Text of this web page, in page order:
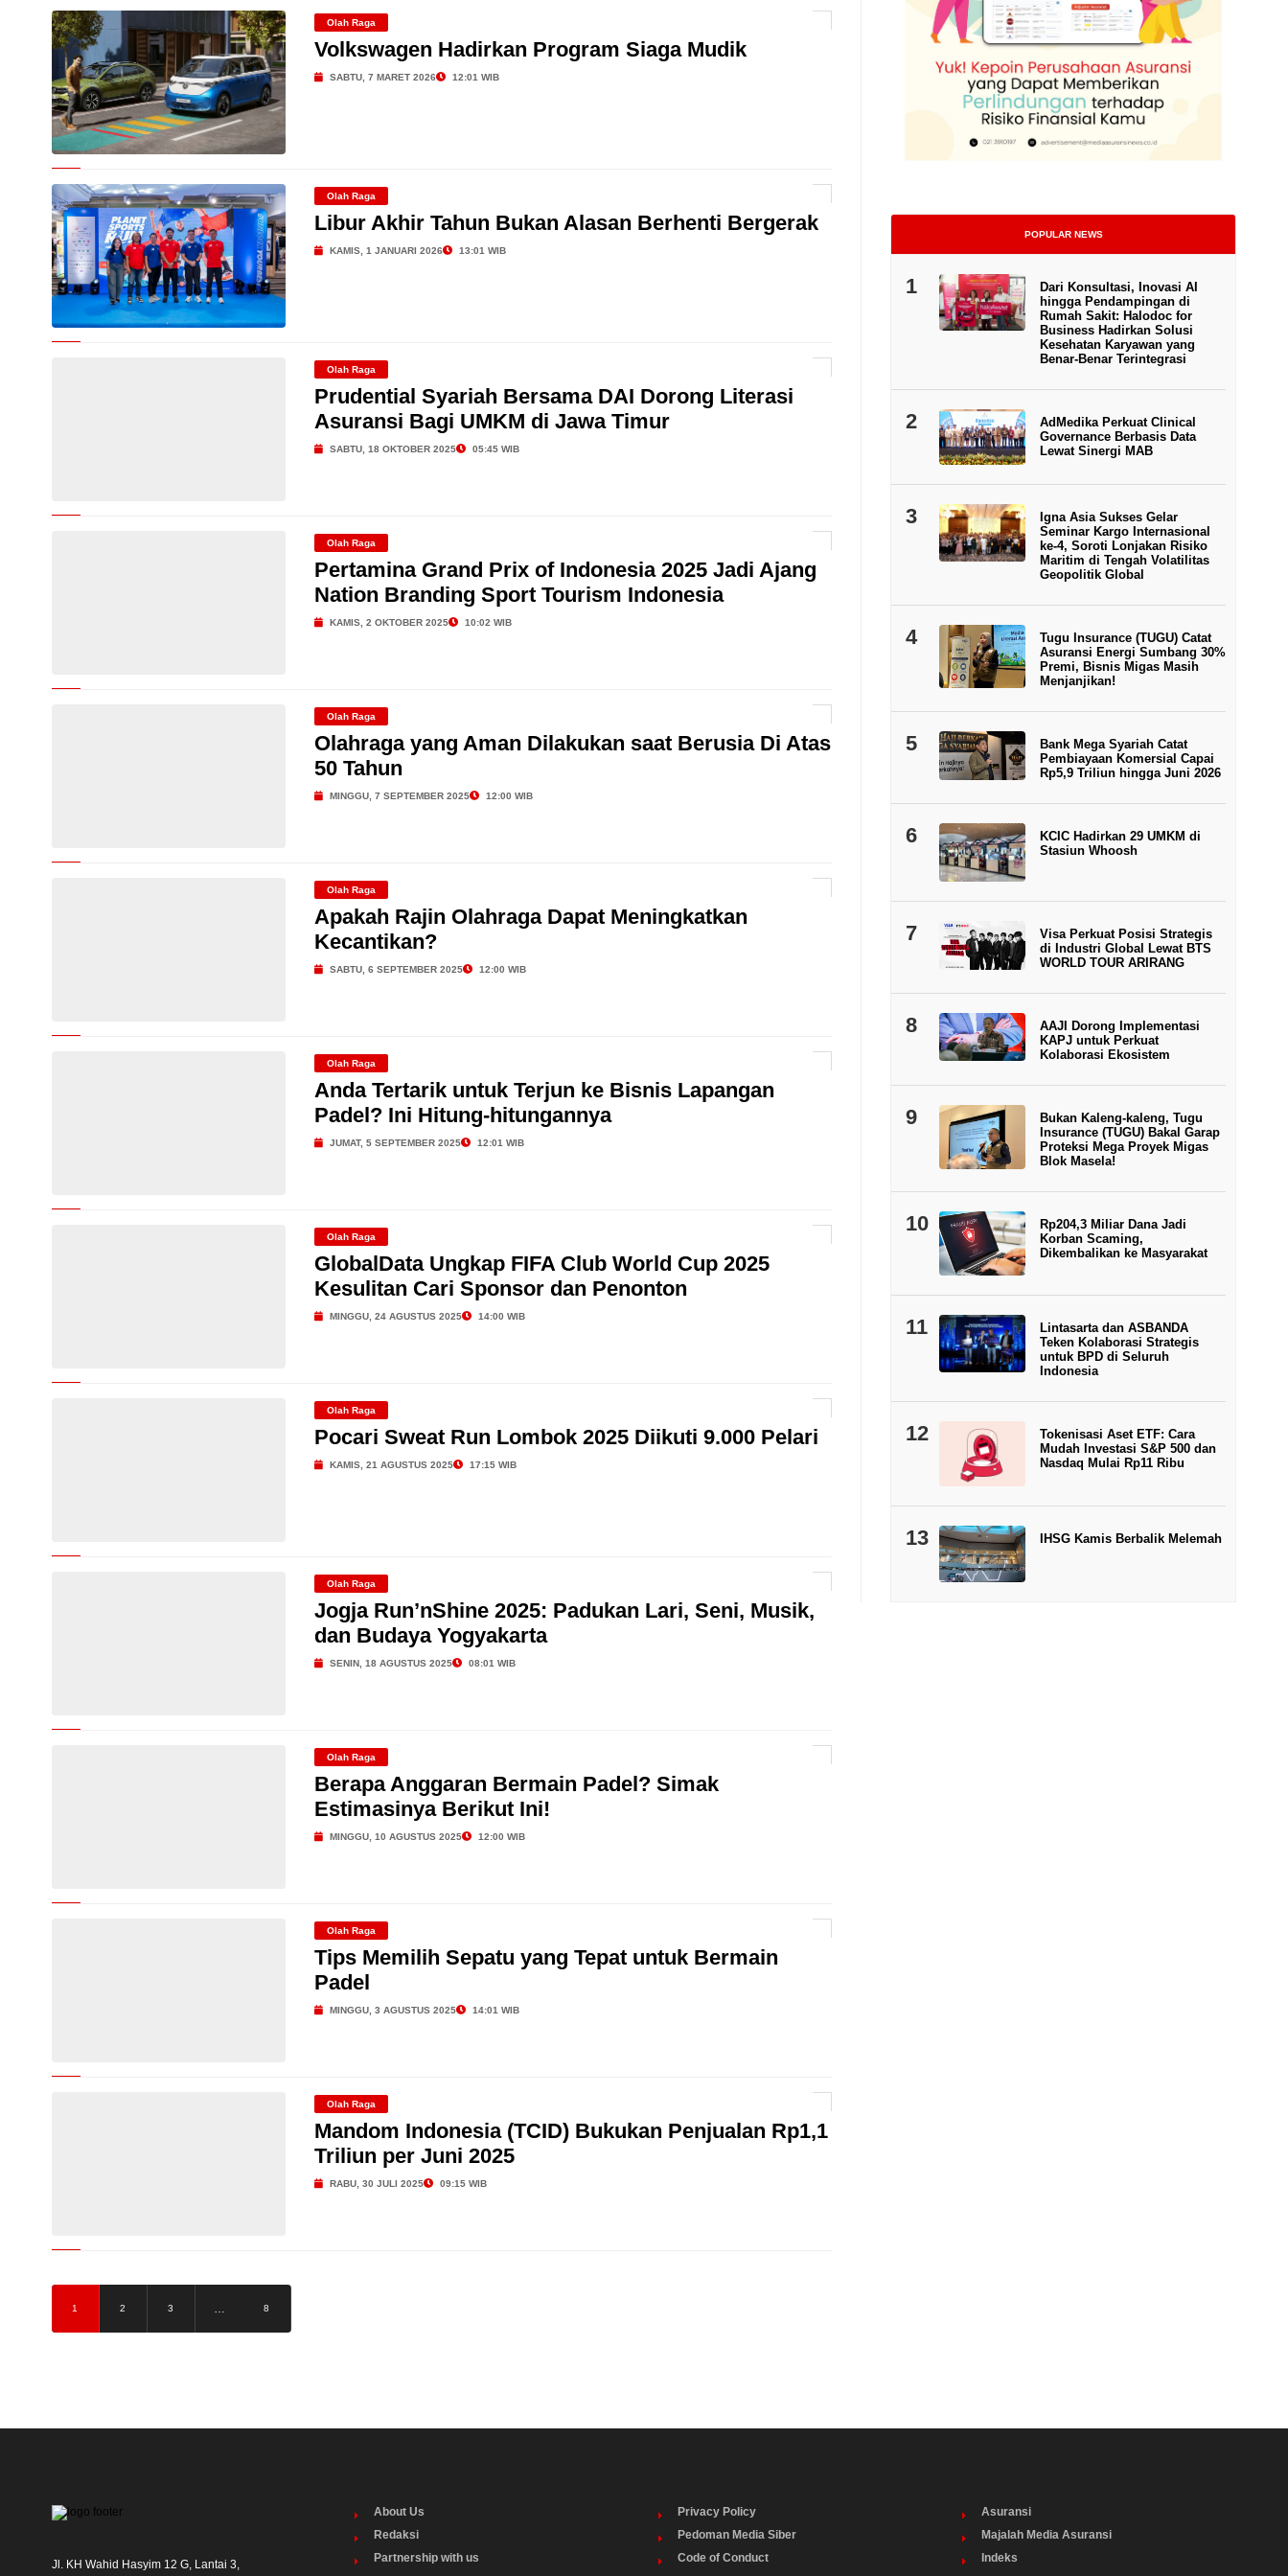
Olah Raga
Volkswagen Hadirkan Program Siaga Mudik
SABTU, 7 MARET 2026 12:01 WIB
Olah Raga
Libur Akhir Tahun Bukan Alasan Berhenti Bergerak
KAMIS, 1 JANUARI 2026 13:01 WIB
Olah Raga
Prudential Syariah Bersama DAI Dorong Literasi
Asuransi Bagi UMKM di Jawa Timur
SABTU, 18 OKTOBER 2025 05:45 WIB
Olah Raga
Pertamina Grand Prix of Indonesia 2025 Jadi Ajang
Nation Branding Sport Tourism Indonesia
KAMIS, 2 OKTOBER 2025 10:02 WIB
Olah Raga
Olahraga yang Aman Dilakukan saat Berusia Di Atas
50 Tahun
MINGGU, 7 SEPTEMBER 2025 12:00 WIB
Olah Raga
Apakah Rajin Olahraga Dapat Meningkatkan
Kecantikan?
SABTU, 6 SEPTEMBER 2025 12:00 WIB
Olah Raga
Anda Tertarik untuk Terjun ke Bisnis Lapangan
Padel? Ini Hitung-hitungannya
JUMAT, 5 SEPTEMBER 2025 12:01 WIB
Olah Raga
GlobalData Ungkap FIFA Club World Cup 2025
Kesulitan Cari Sponsor dan Penonton
MINGGU, 24 AGUSTUS 2025 14:00 WIB
Olah Raga
Pocari Sweat Run Lombok 2025 Diikuti 9.000 Pelari
KAMIS, 21 AGUSTUS 2025 17:15 WIB
Olah Raga
Jogja Run’nShine 2025: Padukan Lari, Seni, Musik,
dan Budaya Yogyakarta
SENIN, 18 AGUSTUS 2025 08:01 WIB
Olah Raga
Berapa Anggaran Bermain Padel? Simak
Estimasinya Berikut Ini!
MINGGU, 10 AGUSTUS 2025 12:00 WIB
Olah Raga
Tips Memilih Sepatu yang Tepat untuk Bermain
Padel
MINGGU, 3 AGUSTUS 2025 14:01 WIB
Olah Raga
Mandom Indonesia (TCID) Bukukan Penjualan Rp1,1
Triliun per Juni 2025
RABU, 30 JULI 2025 09:15 WIB
1 2 3 … 8
POPULAR NEWS
1
Dari Konsultasi, Inovasi AI
hingga Pendampingan di
Rumah Sakit: Halodoc for
Business Hadirkan Solusi
Kesehatan Karyawan yang
Benar-Benar Terintegrasi
2
AdMedika Perkuat Clinical
Governance Berbasis Data
Lewat Sinergi MAB
3
Igna Asia Sukses Gelar
Seminar Kargo Internasional
ke-4, Soroti Lonjakan Risiko
Maritim di Tengah Volatilitas
Geopolitik Global
4
Tugu Insurance (TUGU) Catat
Asuransi Energi Sumbang 30%
Premi, Bisnis Migas Masih
Menjanjikan!
5
Bank Mega Syariah Catat
Pembiayaan Komersial Capai
Rp5,9 Triliun hingga Juni 2026
6
KCIC Hadirkan 29 UMKM di
Stasiun Whoosh
7
Visa Perkuat Posisi Strategis
di Industri Global Lewat BTS
WORLD TOUR ARIRANG
8
AAJI Dorong Implementasi
KAPJ untuk Perkuat
Kolaborasi Ekosistem
9
Bukan Kaleng-kaleng, Tugu
Insurance (TUGU) Bakal Garap
Proteksi Mega Proyek Migas
Blok Masela!
10
Rp204,3 Miliar Dana Jadi
Korban Scaming,
Dikembalikan ke Masyarakat
11
Lintasarta dan ASBANDA
Teken Kolaborasi Strategis
untuk BPD di Seluruh
Indonesia
12
Tokenisasi Aset ETF: Cara
Mudah Investasi S&P 500 dan
Nasdaq Mulai Rp11 Ribu
13 IHSG Kamis Berbalik Melemah
Jl. KH Wahid Hasyim 12 G, Lantai 3,
About Us
Redaksi
Partnership with us
Privacy Policy
Pedoman Media Siber
Code of Conduct
Asuransi
Majalah Media Asuransi
Indeks